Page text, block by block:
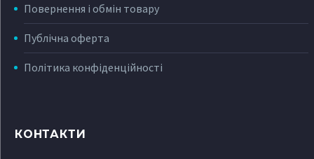
Повернення і обмін товару
Публічна оферта
Політика конфіденційності
КОНТАКТИ